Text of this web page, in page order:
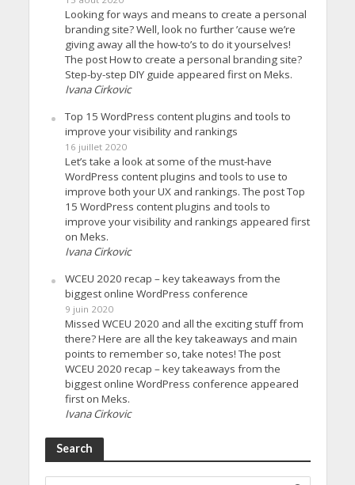
Looking for ways and means to create a personal
branding site? Well, look no further ’cause we’re
giving away all the how-to’s to do it yourselves!
The post How to create a personal branding site?
Step-by-step DIY guide appeared first on Meks.
Ivana Cirkovic
Top 15 WordPress content plugins and tools to
improve your visibility and rankings
16 juillet 2020
Let’s take a look at some of the must-have
WordPress content plugins and tools to use to
improve both your UX and rankings. The post Top
15 WordPress content plugins and tools to
improve your visibility and rankings appeared first
on Meks.
Ivana Cirkovic
WCEU 2020 recap – key takeaways from the
biggest online WordPress conference
9 juin 2020
Missed WCEU 2020 and all the exciting stuff from
there? Here are all the key takeaways and main
points to remember so, take notes! The post
WCEU 2020 recap – key takeaways from the
biggest online WordPress conference appeared
first on Meks.
Ivana Cirkovic
Search